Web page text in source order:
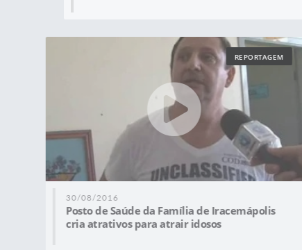
30/08/2016
Posto de Saúde da Família de Iracemápolis
cria atrativos para atrair idosos
REPORTAGEM